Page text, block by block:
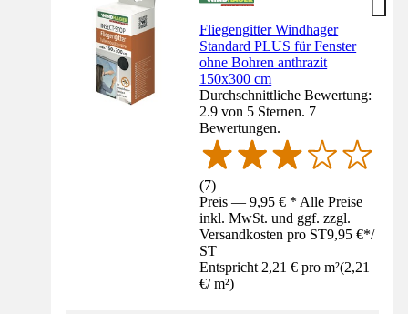
Fliegengitter Windhager
Standard PLUS für Fenster
ohne Bohren anthrazit
150x300 cm
Durchschnittliche Bewertung:
2.9 von 5 Sternen. 7
Bewertungen.
(7)
Preis — 9,95 € * Alle Preise
inkl. MwSt. und ggf. zzgl.
Versandkosten pro ST9,95 €*/
ST
Entspricht 2,21 € pro m²(2,21
€/ m²)